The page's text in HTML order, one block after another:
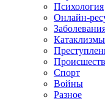
Психология
Онлайн-
Катаклизмы
Спорт
Войны
Разное